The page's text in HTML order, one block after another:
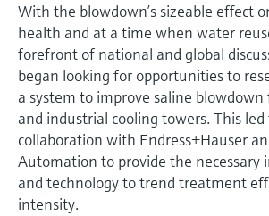
With the blowdown’s sizeable effect
health and at a time when water
forefront of national and global
began looking for opportunities to
a system to improve saline
and industrial cooling towers. This
collaboration with Endress+Hauser
Automation to provide the
and technology to trend treatment
intensity.